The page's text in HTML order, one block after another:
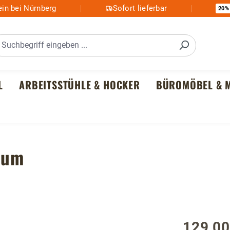
bei Nürnberg Sofort lieferbar 20%
ARBEITSSTÜHLE & HOCKER BÜROMÖBEL &
Regulärer